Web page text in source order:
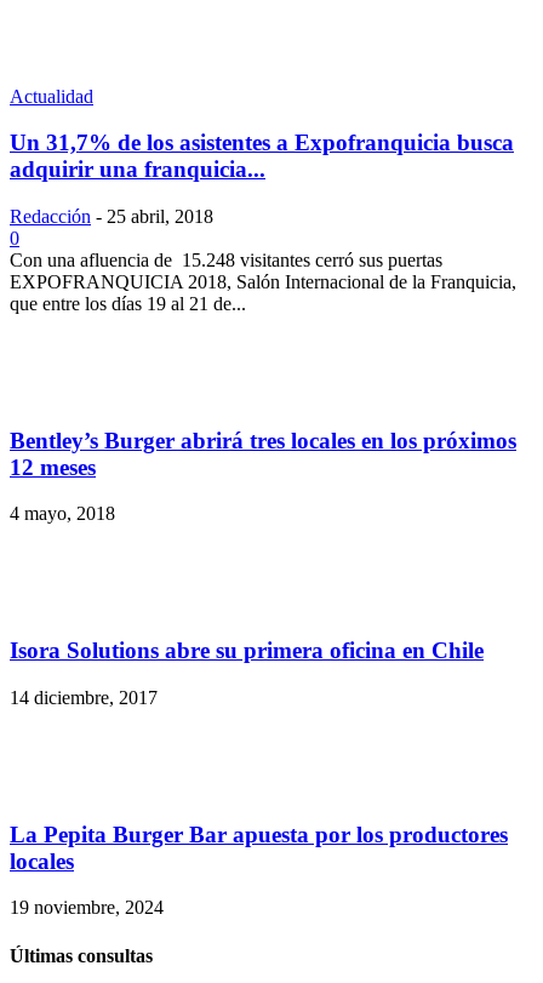
Actualidad
Un 31,7% de los asistentes a Expofranquicia busca
adquirir una franquicia...
Redacción - 25 abril, 2018
0
Con una afluencia de 15.248 visitantes cerró sus puertas
EXPOFRANQUICIA 2018, Salón Internacional de la Franquicia,
que entre los días 19 al 21 de...
Bentley’s Burger abrirá tres locales en los próximos
12 meses
4 mayo, 2018
Isora Solutions abre su primera oficina en Chile
14 diciembre, 2017
La Pepita Burger Bar apuesta por los productores
locales
19 noviembre, 2024
Últimas consultas